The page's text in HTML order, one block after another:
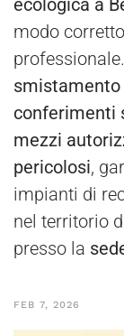
ecologica a
modo
professionale.
conferimenti
mezzi
pericolosi,
impianti di
nel territorio
presso la
FEB 7, 2026